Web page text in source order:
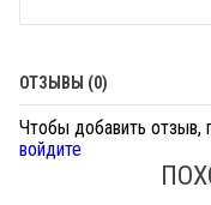
ОТЗЫВЫ (0)
Чтобы добавить отзыв,
войдите